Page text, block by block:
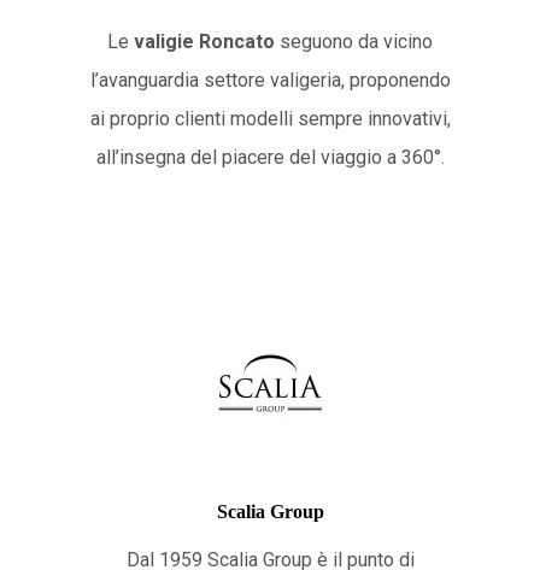
Le valigie Roncato seguono da vicino
l’avanguardia settore valigeria, proponendo
ai proprio clienti modelli sempre innovativi,
all’insegna del piacere del viaggio a 360°.
Scalia Group
Dal 1959 Scalia Group è il punto di